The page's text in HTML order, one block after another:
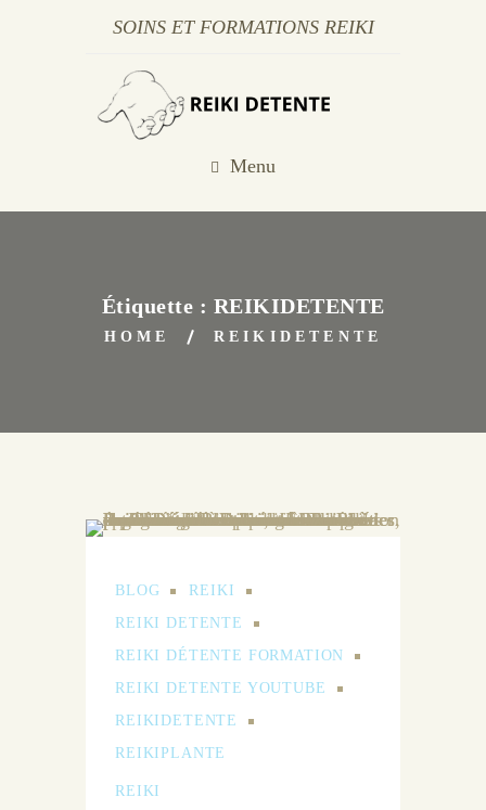
SOINS ET FORMATIONS REIKI
Menu
Étiquette : REIKIDETENTE
HOME REIKIDETENTE
BLOG
REIKI
REIKI DETENTE
REIKI DÉTENTE FORMATION
REIKI DETENTE YOUTUBE
REIKIDETENTE
REIKIPLANTE
REIKI